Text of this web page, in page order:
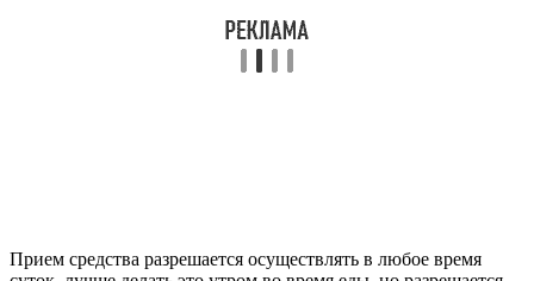
Прием средства разрешается осуществлять в любое время